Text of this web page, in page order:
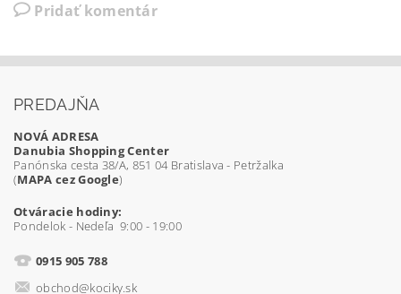
Pridať komentár
PREDAJŇA
NOVÁ ADRESA
Danubia Shopping Center
Panónska cesta 38/A, 851 04 Bratislava - Petržalka
(MAPA cez Google)
Otváracie hodiny:
Pondelok - Nedeľa 9:00 - 19:00
0915 905 788
obchod@kociky.sk